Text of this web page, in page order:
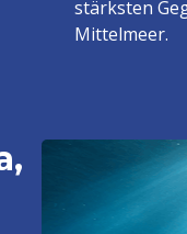
stärksten
Mittelmeer.